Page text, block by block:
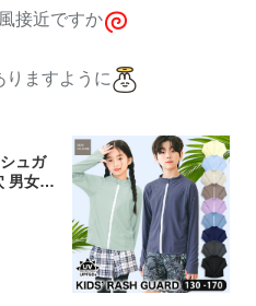
接近ですか
りますように
ュガ
男女兼
ュニ